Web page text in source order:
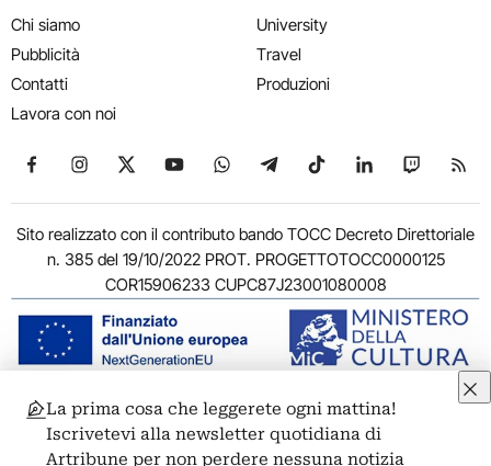
Chi siamo
Pubblicità
Contatti
Lavora con noi
University
Travel
Produzioni
Seguici su Facebook
Seguici su Instagram
Seguici su X
Seguici su YouTube
Seguici su WhatsApp
Seguici su Telegram
Seguici su TikTok
Seguici su
Seguici
Sito realizzato con il contributo bando TOCC Decreto Direttoriale
n. 385 del 19/10/2022 PROT. PROGETTOTOCC0000125
COR15906233 CUPC87J23001080008
© 2011-2026 ARTRIBUNE srl – Corso Vittorio Emanuele II, 287 –
00186 Roma - P.I. 11381581005
La prima cosa che leggerete ogni mattina!
Iscrivetevi alla newsletter quotidiana di
Artribune per non perdere nessuna notizia